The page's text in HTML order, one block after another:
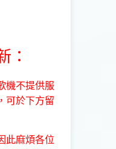
：
機不提供服
可於下方留
此麻煩各位